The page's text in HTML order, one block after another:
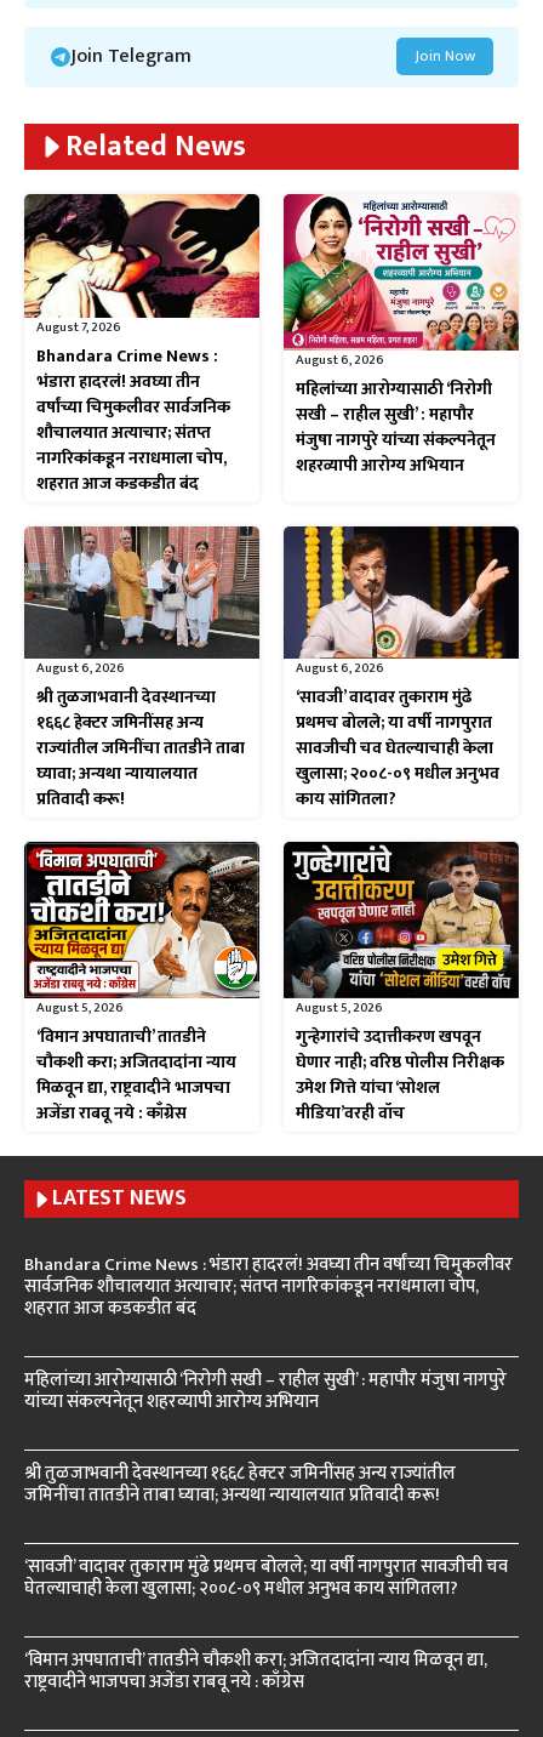
Join Telegram Join Now
Related News
August 7, 2026
Bhandara Crime News :
भंडारा हादरलं! अवघ्या तीन
वर्षांच्या चिमुकलीवर सार्वजनिक
शौचालयात अत्याचार; संतप्त
नागरिकांकडून नराधमाला चोप,
शहरात आज कडकडीत बंद
August 6, 2026
महिलांच्या आरोग्यासाठी ‘निरोगी
सखी – राहील सुखी’ : महापौर
मंजुषा नागपुरे यांच्या संकल्पनेतून
शहरव्यापी आरोग्य अभियान
August 6, 2026
श्री तुळजाभवानी देवस्थानच्या
१६६८ हेक्टर जमिनींसह अन्य
राज्यांतील जमिनींचा तातडीने ताबा
घ्यावा; अन्यथा न्यायालयात
प्रतिवादी करू!
August 6, 2026
‘सावजी’ वादावर तुकाराम मुंढे
प्रथमच बोलले; या वर्षी नागपुरात
सावजीची चव घेतल्याचाही केला
खुलासा; २००८-०९ मधील अनुभव
काय सांगितला?
August 5, 2026
‘विमान अपघाताची’ तातडीने
चौकशी करा; अजितदादांना न्याय
मिळवून द्या, राष्ट्रवादीने भाजपचा
अजेंडा राबवू नये : काँग्रेस
August 5, 2026
गुन्हेगारांचे उदात्तीकरण खपवून
घेणार नाही; वरिष्ठ पोलीस निरीक्षक
उमेश गित्ते यांचा ‘सोशल
मीडिया’वरही वॉच
LATEST NEWS
Bhandara Crime News : भंडारा हादरलं! अवघ्या तीन वर्षांच्या चिमुकलीवर
सार्वजनिक शौचालयात अत्याचार; संतप्त नागरिकांकडून नराधमाला चोप,
शहरात आज कडकडीत बंद
महिलांच्या आरोग्यासाठी ‘निरोगी सखी – राहील सुखी’ : महापौर मंजुषा नागपुरे
यांच्या संकल्पनेतून शहरव्यापी आरोग्य अभियान
श्री तुळजाभवानी देवस्थानच्या १६६८ हेक्टर जमिनींसह अन्य राज्यांतील
जमिनींचा तातडीने ताबा घ्यावा; अन्यथा न्यायालयात प्रतिवादी करू!
‘सावजी’ वादावर तुकाराम मुंढे प्रथमच बोलले; या वर्षी नागपुरात सावजीची चव
घेतल्याचाही केला खुलासा; २००८-०९ मधील अनुभव काय सांगितला?
‘विमान अपघाताची’ तातडीने चौकशी करा; अजितदादांना न्याय मिळवून द्या,
राष्ट्रवादीने भाजपचा अजेंडा राबवू नये : काँग्रेस